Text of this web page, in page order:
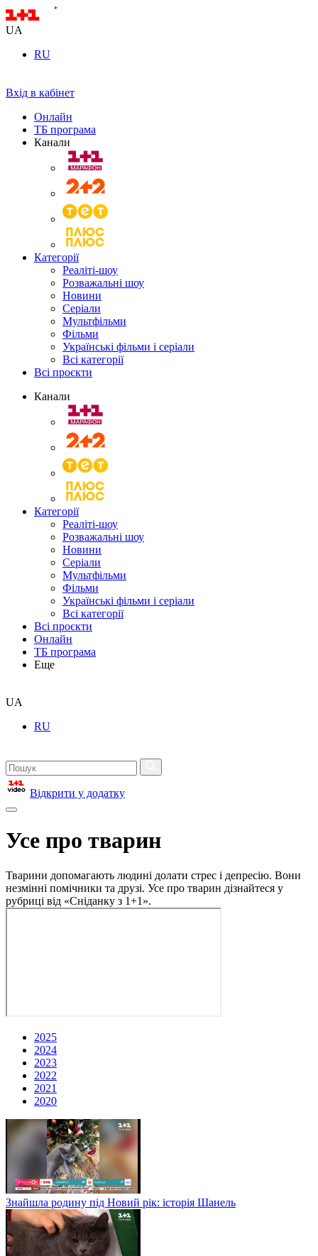
UA
RU
Вхід в кабінет
Онлайн
ТБ програма
Канали
Категорії
Реаліті-шоу
Розважальні шоу
Новини
Серіали
Мультфільми
Фільми
Українські фільми і серіали
Всі категорії
Всі проєкти
Канали
Категорії
Реаліті-шоу
Розважальні шоу
Новини
Серіали
Мультфільми
Фільми
Українські фільми і серіали
Всі категорії
Всі проєкти
Онлайн
ТБ програма
Еще
UA
RU
Відкрити у додатку
Усе про тварин
Тварини допомагають людині долати стрес і депресію. Вони
незмінні помічники та друзі. Усе про тварин дізнайтеся у
рубриці від «Сніданку з 1+1».
2025
2024
2023
2022
2021
2020
Знайшла родину під Новий рік: історія Шанель